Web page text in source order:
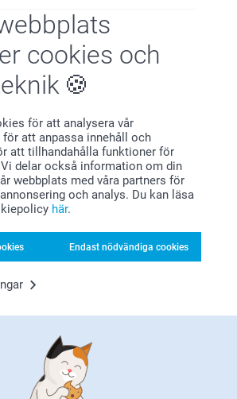
cookies och
för att analysera vår
att anpassa innehåll och
att tillhandahålla funktioner för
delar också information om din
webbplats med våra partners för
och analys. Du kan läsa
här.
Endast nödvändiga cookies
burk
Displaybricka
499,00
smartphoto?
Nöjd kundgaranti